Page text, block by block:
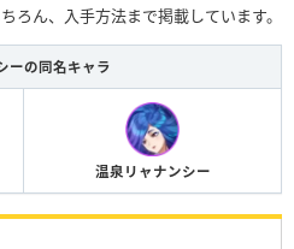
ろん、入手方法まで掲載しています。
ーの同名キャラ
温泉リャナンシー